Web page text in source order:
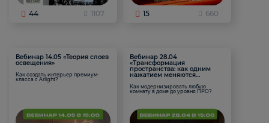
44 1107 15 660
Вебинар 14.05 «Теория слоев
освещения»
Как создать интерьер премиум-
класса с Arlight?
Вебинар 28.04
«Трансформация
пространства: как одним
нажатием меняются
Как модернизировать любую
комнату в доме до уровня ПРО?